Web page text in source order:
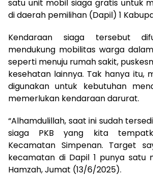
satu unit mobil siaga gratis untuk
di daerah pemilihan (Dapil) 1
Kendaraan siaga tersebut
mendukung mobilitas warga
seperti menuju rumah sakit,
kesehatan lainnya. Tak hanya itu,
digunakan untuk kebutuhan
memerlukan kendaraan darurat.
“Alhamdulillah, saat ini sudah
siaga PKB yang kita
Kecamatan Simpenan. Target
kecamatan di Dapil 1 punya satu
Hamzah, Jumat (13/6/2025).